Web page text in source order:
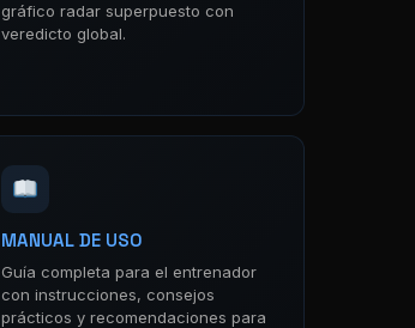
gráfico radar superpuesto con
veredicto global.
MANUAL DE USO
Guía completa para el entrenador
con instrucciones, consejos
prácticos y recomendaciones para